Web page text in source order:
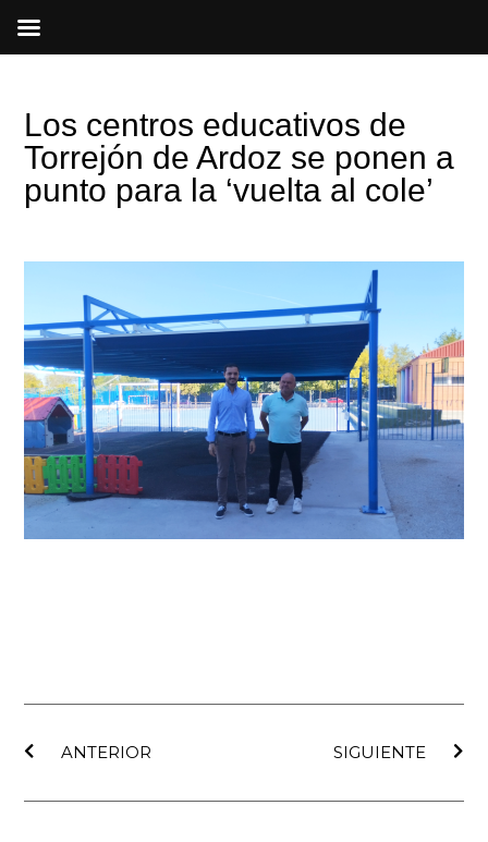
Los centros educativos de
Torrejón de Ardoz se ponen a
punto para la ‘vuelta al cole’
ANTERIOR
SIGUIENTE